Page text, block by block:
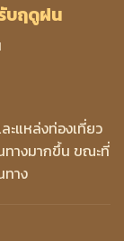
บฤดูฝน
แหล่งท่องเที่ยว
ทางมากขึ้น ขณะที่
ทาง